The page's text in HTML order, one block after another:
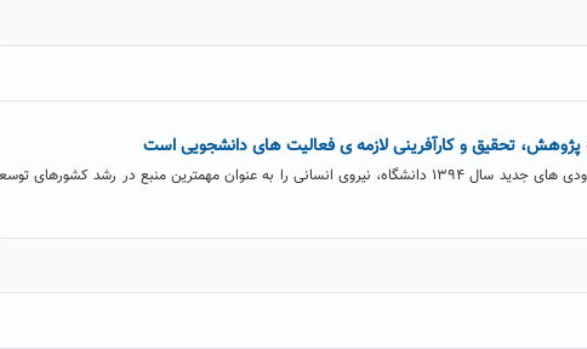
پژوهش، تحقیق و کارآفرینی لازمه ی فعالیت های دانشجویی است
احمد برادران در همایش ورودی های جدید سال ۱۳۹۴ دانشگاه، نیروی انسانی را به عنوان مهمترین منبع در رشد کشورهای